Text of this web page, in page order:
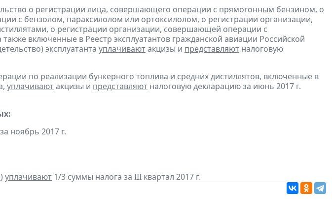
о регистрации лица, совершающего операции с прямогонным бензином, о
с бензолом, параксилолом или ортоксилолом, о регистрации организации,
о регистрации организации, совершающей операции с
включенные в Реестр эксплуатантов гражданской авиации Российской
эксплуатанта уплачиваютакцизы и представляют налоговую
по реализации бункерного топлива и средних дистиллятов, включенные в
уплачиваютакцизы и представляют налоговую декларацию за июнь 2017 г.
ноябрь 2017 г.
) уплачивают 1/3 суммы налога за III квартал 2017 г.